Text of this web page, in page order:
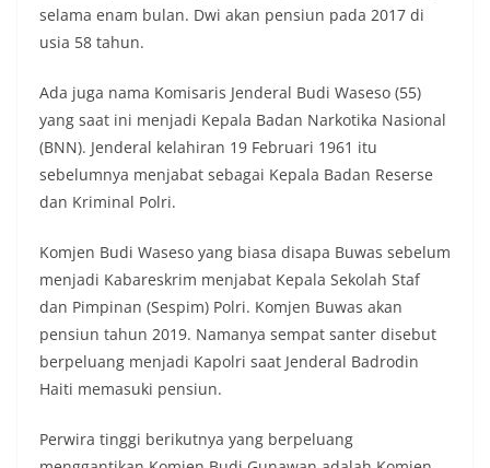
selama enam bulan. Dwi akan pensiun pada 2017 di
usia 58 tahun.
Ada juga nama Komisaris Jenderal Budi Waseso (55)
yang saat ini menjadi Kepala Badan Narkotika Nasional
(BNN). Jenderal kelahiran 19 Februari 1961 itu
sebelumnya menjabat sebagai Kepala Badan Reserse
dan Kriminal Polri.
Komjen Budi Waseso yang biasa disapa Buwas sebelum
menjadi Kabareskrim menjabat Kepala Sekolah Staf
dan Pimpinan (Sespim) Polri. Komjen Buwas akan
pensiun tahun 2019. Namanya sempat santer disebut
berpeluang menjadi Kapolri saat Jenderal Badrodin
Haiti memasuki pensiun.
Perwira tinggi berikutnya yang berpeluang